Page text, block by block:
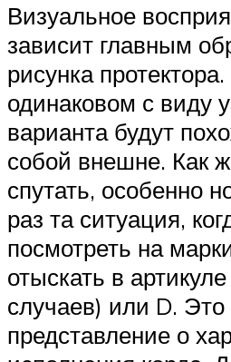
Визуальное
зависит главным
рисунка
одинаковом с виду
варианта будут
собой внешне. Как
спутать, особенно
раз та ситуация,
посмотреть на
отыскать в
случаев) или D.
представление о